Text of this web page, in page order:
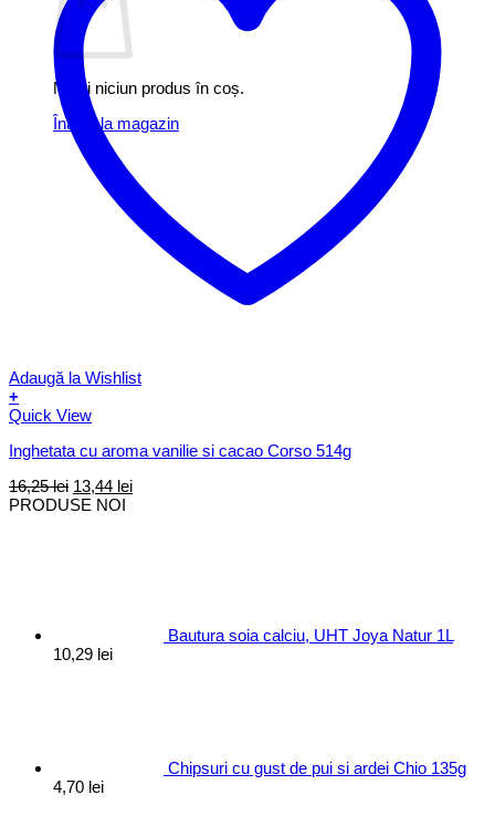
Nu ai niciun produs în coș.
Înapoi la magazin
Adaugă la Wishlist
+
Quick View
Inghetata cu aroma vanilie si cacao Corso 514g
16,25lei Prețul
inițial
13,44 leiPrețul
PRODUSE NOI
Bautura soia calciu, UHT Joya Natur 1L
10,29 lei
Chipsuri cu gust de pui si ardei Chio 135g
4,70 lei